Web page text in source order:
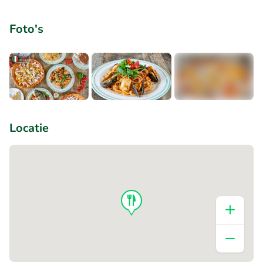
Foto's
Locatie